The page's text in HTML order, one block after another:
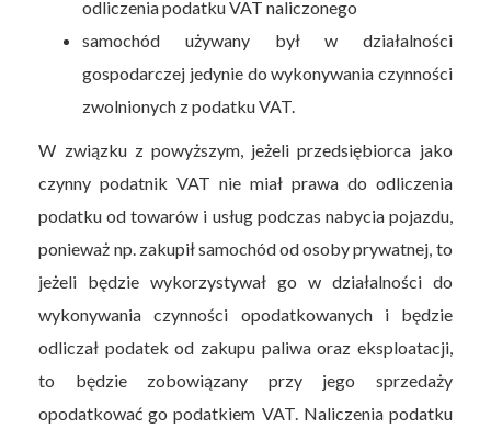
odliczenia podatku VAT naliczonego
samochód używany był w działalności
gospodarczej jedynie do wykonywania czynności
zwolnionych z podatku VAT.
W związku z powyższym, jeżeli przedsiębiorca jako
czynny podatnik VAT nie miał prawa do odliczenia
podatku od towarów i usług podczas nabycia pojazdu,
ponieważ np. zakupił samochód od osoby prywatnej, to
jeżeli będzie wykorzystywał go w działalności do
wykonywania czynności opodatkowanych i będzie
odliczał podatek od zakupu paliwa oraz eksploatacji,
to będzie zobowiązany przy jego sprzedaży
opodatkować go podatkiem VAT. Naliczenia podatku